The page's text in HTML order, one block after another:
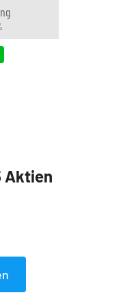
Aktien